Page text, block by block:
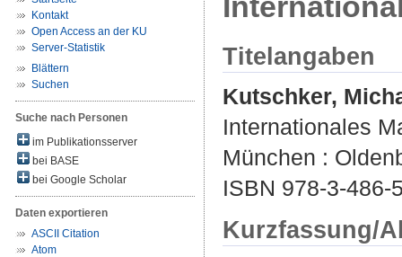
Kontakt
Open Access an der KU
Server-Statistik
Blättern
Suchen
Suche nach Personen
im Publikationsserver
bei BASE
bei Google Scholar
Daten exportieren
ASCII Citation
Atom
Titelangaben
Kutschker,
Internationales
München :
ISBN 978-3-486-
Kurzfassung/